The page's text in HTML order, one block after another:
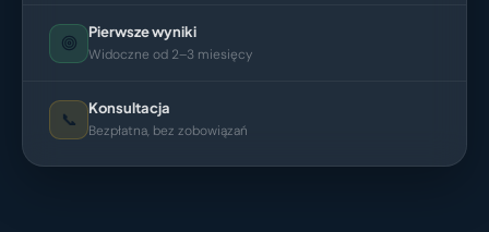
Pierwsze wyniki
Widoczne od 2–3 miesięcy
📞
Konsultacja
Bezpłatna, bez zobowiązań